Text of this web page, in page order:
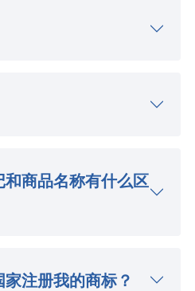
商品名称有什么区
注册我的商标？